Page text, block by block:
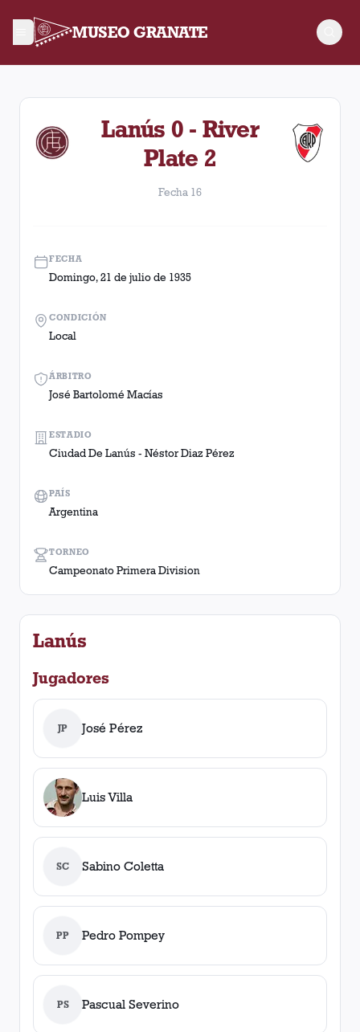
MUSEO GRANATE
Fecha 16. Partido entre Lanús y River Plate disputado el
Lanús 0 - River
Plate 2
Fecha 16
FECHA
Domingo, 21 de julio de 1935
ÁRBITRO
José Bartolomé Macías
TORNEO
Campeonato Primera Division
CONDICIÓN
Local
ESTADIO
Ciudad De Lanús - Néstor Diaz Pérez
PAÍS
Argentina
Lanús
Jugadores
JP José Pérez
Luis Villa
SC Sabino Coletta
PP Pedro Pompey
PS Pascual Severino